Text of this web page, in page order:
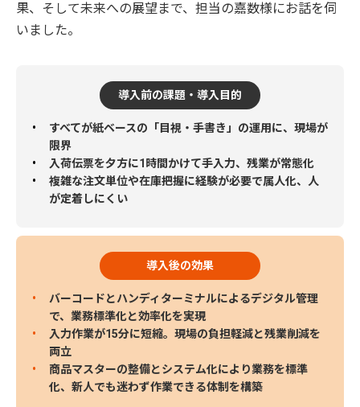
果、そして未来への展望まで、担当の嘉数様にお話を伺
いました。
導入前の課題・導入目的
すべてが紙ベースの「目視・手書き」の運用に、現場が
限界
入荷伝票を夕方に1時間かけて手入力、残業が常態化
複雑な注文単位や在庫把握に経験が必要で属人化、人
が定着しにくい
導入後の効果
バーコードとハンディターミナルによるデジタル管理
で、業務標準化と効率化を実現
入力作業が15分に短縮。現場の負担軽減と残業削減を
両立
商品マスターの整備とシステム化により業務を標準
化、新人でも迷わず作業できる体制を構築